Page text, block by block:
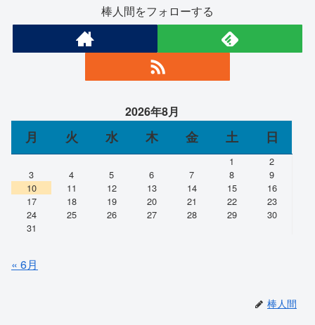
棒人間をフォローする
2026年8月
月 火 水 木 金 土 日
1
2
3
4 5 6 7 8
9
10
11 12 13 14 15
16
17
18 19 20 21 22
23
24
25 26 27 28 29
30
31
« 6月
棒人間